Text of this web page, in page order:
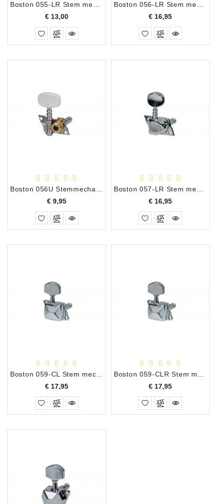
Boston 055-LR Stem mechanieken 3+3 los
€ 13,00Prijs
Boston 056-LR Stem mechanieken 3+3 los
€ 16,95Prijs
Boston 056U Stemmechanieken voor ukelele
€ 9,95Prijs
Boston 057-LR Stem mechanieken 3+3
€ 16,95Prijs
€ 17,95Prijs
€ 17,95Prijs